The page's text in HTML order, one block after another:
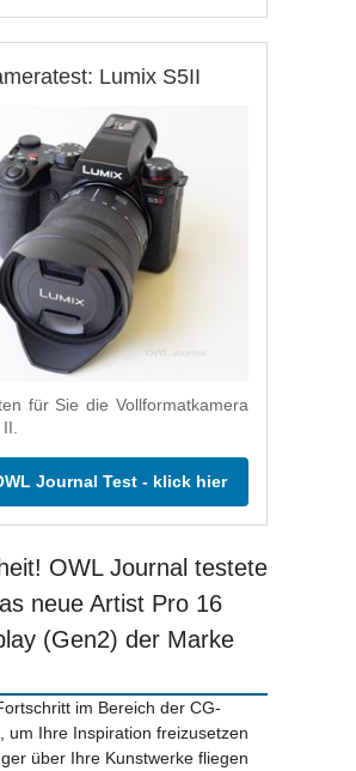
Lumix S5II
für Sie die Vollformatkamera
Journal Test - klick hier
OWL Journal testete
neue Artist Pro 16
(Gen2) der Marke
im Bereich der CG-
um Ihre Inspiration freizusetzen
über Ihre Kunstwerke fliegen